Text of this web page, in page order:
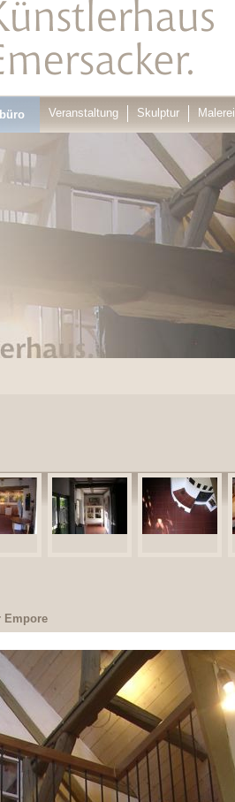
Empore
Veranstaltung Skulptur Malerei